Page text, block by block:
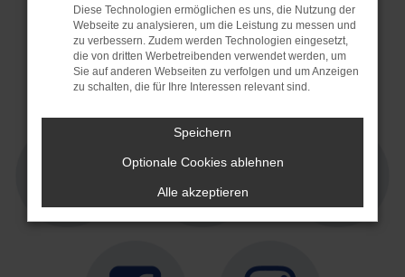
4,3 von 5
4,7 von 5
15 Jahre Partner!
Diese Technologien ermöglichen es uns, die Nutzung der
Webseite zu analysieren, um die Leistung zu messen und
zu verbessern. Zudem werden Technologien eingesetzt,
die von dritten Werbetreibenden verwendet werden, um
Sie auf anderen Webseiten zu verfolgen und um Anzeigen
zu schalten, die für Ihre Interessen relevant sind.
Speichern
Optionale Cookies ablehnen
Alle akzeptieren